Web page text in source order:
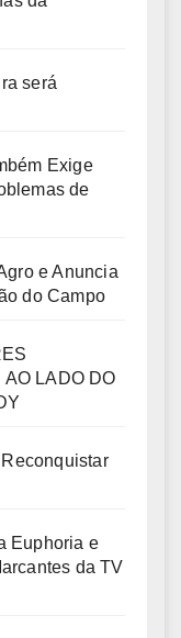
será
Exige
de
e Anuncia
do Campo
LADO DO
Euphoria e
da TV